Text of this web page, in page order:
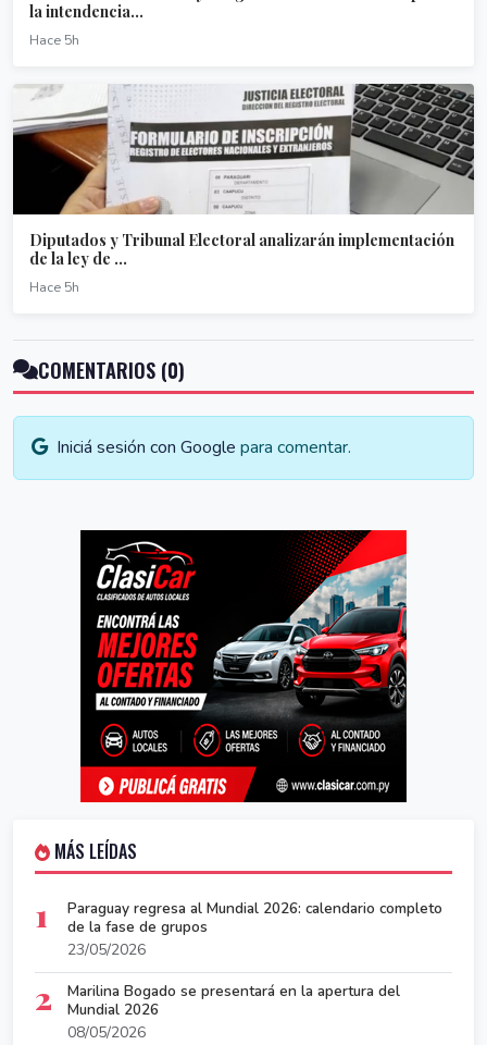
la intendencia...
Hace 5h
Diputados y Tribunal Electoral analizarán implementación
de la ley de ...
Hace 5h
COMENTARIOS (0)
Iniciá sesión con Google para comentar.
MÁS LEÍDAS
1
Paraguay regresa al Mundial 2026: calendario completo
de la fase de grupos
23/05/2026
2
Marilina Bogado se presentará en la apertura del
Mundial 2026
08/05/2026